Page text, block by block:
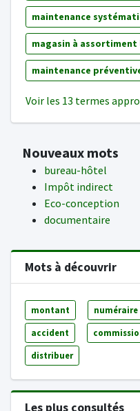
maintenance
magasin à
maintenance
Voir les 13 termes
Nouveaux mots
bureau-hôtel
Impôt indirect
Eco-conception
documentaire
Mots à découvrir
montant numéraire
accident
distribuer
Les plus consultés